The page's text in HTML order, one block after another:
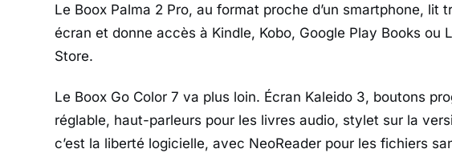
Le Boox Palma 2 Pro, au format proche d’un smartphone, lit
écran et donne accès à Kindle, Kobo, Google Play Books ou
Store.
Le Boox Go Color 7 va plus loin. Écran Kaleido 3, boutons
réglable, haut-parleurs pour les livres audio, stylet sur la
c’est la liberté logicielle, avec NeoReader pour les fichiers